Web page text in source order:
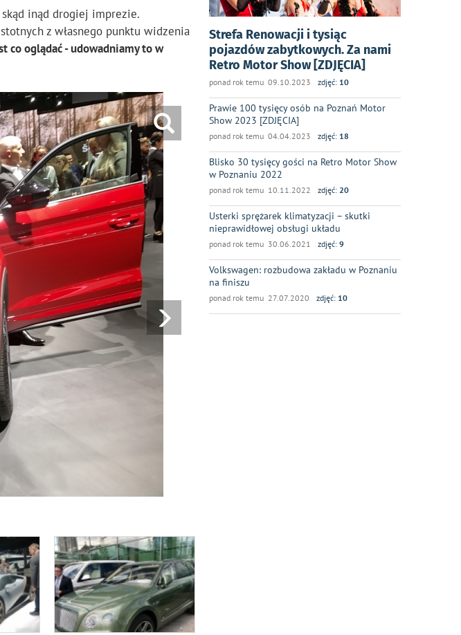
inąd drogiej imprezie.
z własnego punktu widzenia
co oglądać - udowadniamy to w
Strefa Renowacji i tysiąc
pojazdów zabytkowych. Za nami
Retro Motor Show [ZDJĘCIA]
ponad rok temu 09.10.2023 zdjęć: 10
Prawie 100 tysięcy osób na Poznań Motor
Show 2023 [ZDJĘCIA]
ponad rok temu 04.04.2023 zdjęć: 18
Blisko 30 tysięcy gości na Retro Motor Show
w Poznaniu 2022
ponad rok temu 10.11.2022 zdjęć: 20
Usterki sprężarek klimatyzacji – skutki
nieprawidłowej obsługi układu
ponad rok temu 30.06.2021 zdjęć: 9
Volkswagen: rozbudowa zakładu w Poznaniu
na finiszu
ponad rok temu 27.07.2020 zdjęć: 10